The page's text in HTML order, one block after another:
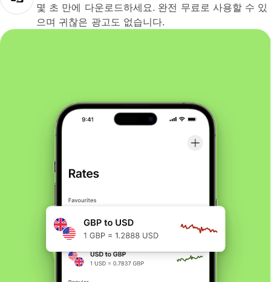
몇 초 만에 다운로드하세요. 완전 무료로 사용할 수 있
으며 귀찮은 광고도 없습니다.